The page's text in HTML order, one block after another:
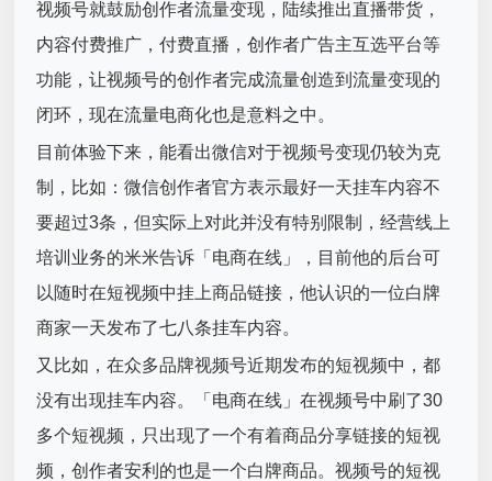
视频号就鼓励创作者流量变现，陆续推出直播带货，
内容付费推广，付费直播，创作者广告主互选平台等
功能，让视频号的创作者完成流量创造到流量变现的
闭环，现在流量电商化也是意料之中。
目前体验下来，能看出微信对于视频号变现仍较为克
制，比如：微信创作者官方表示最好一天挂车内容不
要超过3条，但实际上对此并没有特别限制，经营线上
培训业务的米米告诉「电商在线」，目前他的后台可
以随时在短视频中挂上商品链接，他认识的一位白牌
商家一天发布了七八条挂车内容。
又比如，在众多品牌视频号近期发布的短视频中，都
没有出现挂车内容。「电商在线」在视频号中刷了30
多个短视频，只出现了一个有着商品分享链接的短视
频，创作者安利的也是一个白牌商品。视频号的短视